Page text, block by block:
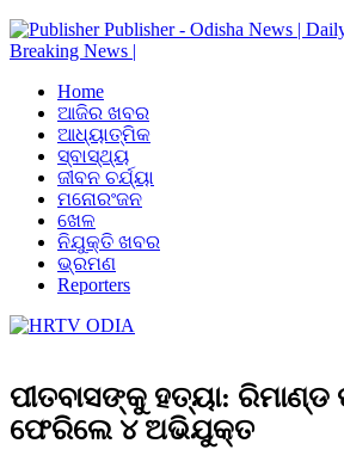
Publisher - Odisha News |
Breaking News |
Home
ଆଜିର ଖବର
ଆଧ୍ୟାତ୍ମିକ
ସ୍ବାସ୍ଥ୍ୟ
ଜୀବନ ଚର୍ଯ୍ୟା
ମନୋରଂଜନ
ଖେଳ
ନିଯୁକ୍ତି ଖବର
ଭ୍ରମଣ
Reporters
ପୀତବାସଙ୍କୁ ହତ୍ୟା:
ଫେରିଲେ ୪ ଅଭିଯୁକ୍ତ